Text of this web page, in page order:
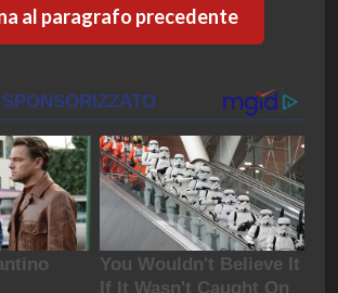
al paragrafo precedente